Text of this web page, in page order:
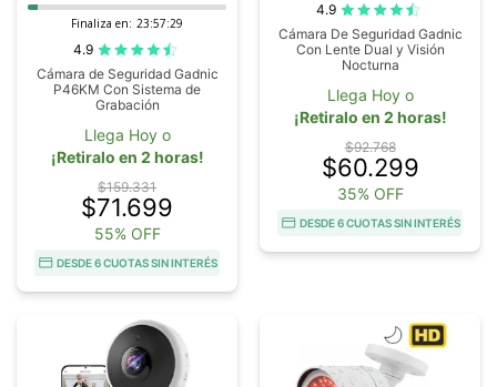
Finaliza en: 23:57:28
4.9
Cámara de Seguridad Gadnic
P46KM Con Sistema de
Grabación
Llega Hoy o
¡Retiralo en 2 horas!
$159.331
$71.699
55% OFF
DESDE 6 CUOTAS SIN INTERÉS
4.9
Cámara De Seguridad Gadnic
Con Lente Dual y Visión
Nocturna
Llega Hoy o
¡Retiralo en 2 horas!
$92.768
$60.299
35% OFF
DESDE 6 CUOTAS SIN INTERÉS